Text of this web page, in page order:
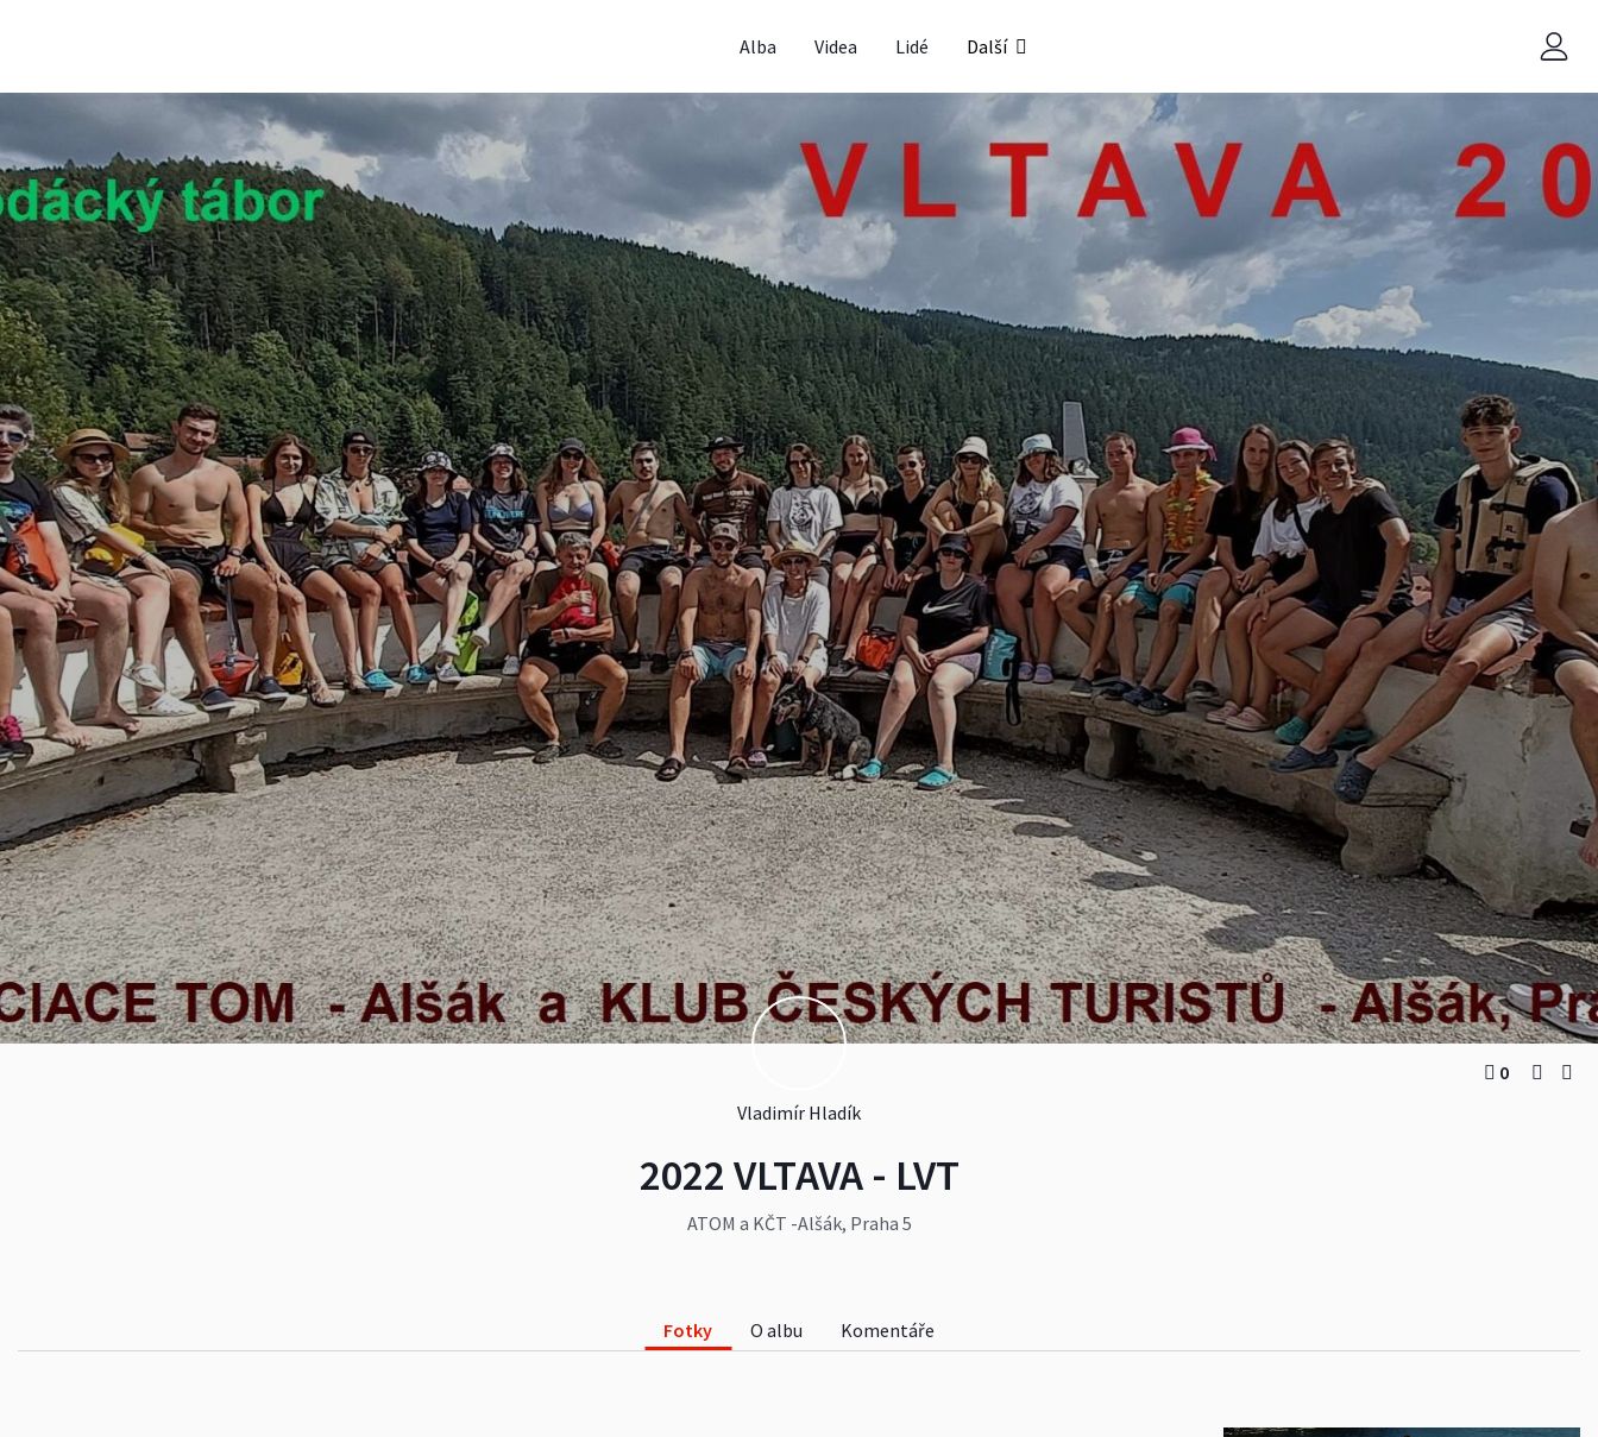
Alba Videa Lidé Další
Vladimír Hladík
2022 VLTAVA - LVT
ATOM a KČT -Alšák, Praha 5
0
Fotky O albu Komentáře